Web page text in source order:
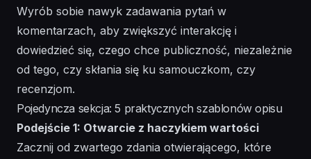
Wyrób sobie nawyk zadawania pytań w
komentarzach, aby zwiększyć interakcję i
dowiedzieć się, czego chce publiczność, niezależnie
od tego, czy skłania się ku samouczkom, czy
recenzjom.
Pojedyncza sekcja: 5 praktycznych szablonów opisu
Podejście 1: Otwarcie z haczykiem wartości
Zacznij od zwartego zdania otwierającego, które